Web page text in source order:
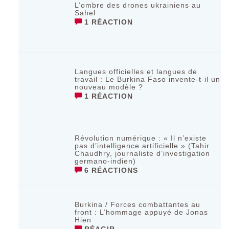
L’ombre des drones ukrainiens au
Sahel
1 RÉACTION
Langues officielles et langues de
travail : Le Burkina Faso invente-t-il un
nouveau modèle ?
1 RÉACTION
Révolution numérique : « Il n’existe
pas d’intelligence artificielle » (Tahir
Chaudhry, journaliste d’investigation
germano-indien)
6 RÉACTIONS
Burkina / Forces combattantes au
front : L’hommage appuyé de Jonas
Hien